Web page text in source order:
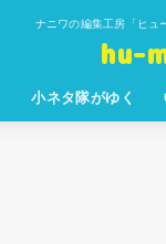
ナニワの編集工房「ヒュ
hu-
小ネタ隊がゆく